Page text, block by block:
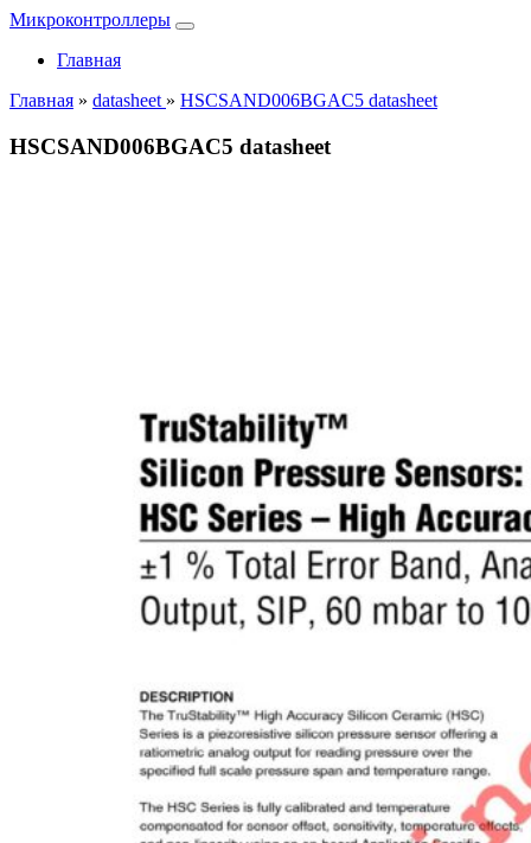
Микроконтроллеры
Главная
Главная » datasheet » HSCSAND006BGAC5 datasheet
HSCSAND006BGAC5 datasheet